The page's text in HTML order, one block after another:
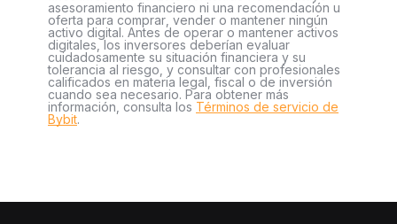
asesoramiento financiero ni una recomendación u
oferta para comprar, vender o mantener ningún
activo digital. Antes de operar o mantener activos
digitales, los inversores deberían evaluar
cuidadosamente su situación financiera y su
tolerancia al riesgo, y consultar con profesionales
calificados en materia legal, fiscal o de inversión
cuando sea necesario. Para obtener más
información, consulta los Términos de servicio de
Bybit.